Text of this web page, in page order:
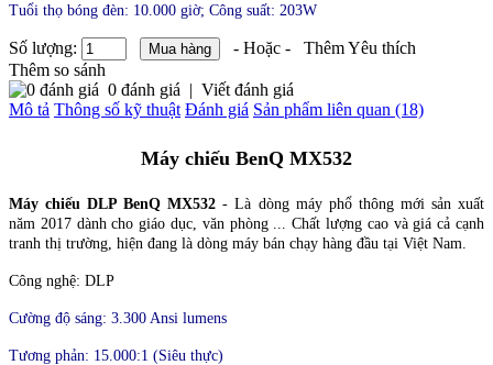
Tuổi thọ bóng đèn: 10.000 giờ; Công suất: 203W
Số lượng: - Hoặc -
Thêm Yêu thích
Thêm so sánh
0 đánh giá | Viết đánh giá
Mô tả Thông số kỹ thuật Đánh giá Sản phẩm liên quan (18)
Máy chiếu BenQ MX532
Máy chiếu DLP BenQ MX532 - Là dòng máy phổ thông mới sản xuất
năm 2017 dành cho giáo dục, văn phòng ... Chất lượng cao và giá cả cạnh
tranh thị trường, hiện đang là dòng máy bán chạy hàng đầu tại Việt Nam.
Công nghệ: DLP
Cường độ sáng: 3.300 Ansi lumens
Tương phản: 15.000:1 (Siêu thực)